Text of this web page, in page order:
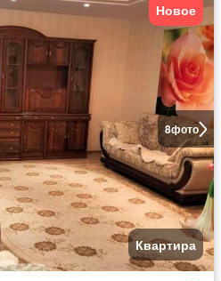
8фото
Новое
Квартира